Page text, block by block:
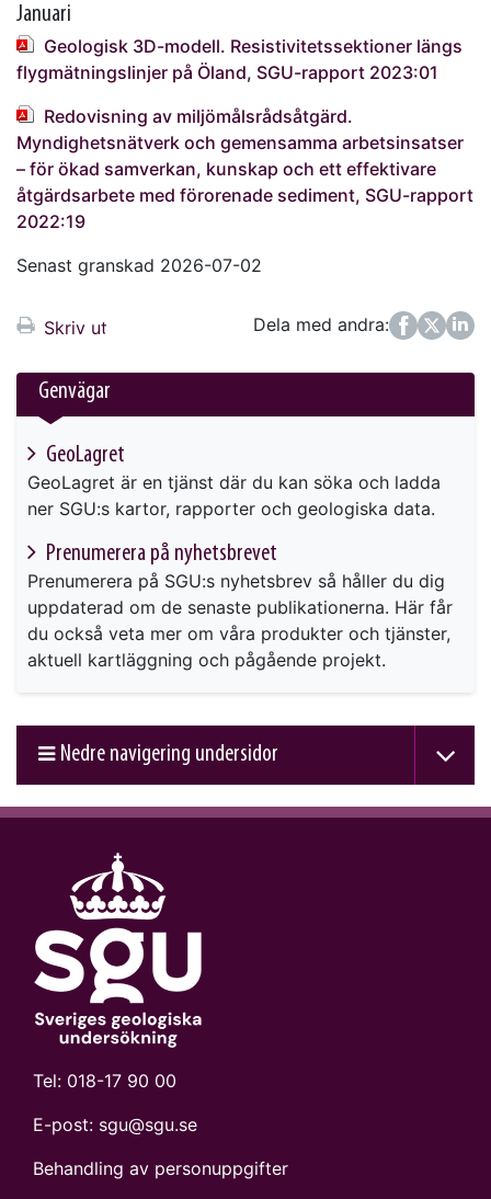
Januari
Geologisk 3D-modell. Resistivitetssektioner längs
flygmätningslinjer på Öland, SGU-rapport 2023:01
Redovisning av miljömålsrådsåtgärd.
Myndighetsnätverk och gemensamma arbetsinsatser
– för ökad samverkan, kunskap och ett effektivare
åtgärdsarbete med förorenade sediment, SGU-rapport
2022:19
Senast granskad 2026-07-02
Skriv ut Dela med andra:
FacebookTwitter
LinkedIn
Genvägar
GeoLagret
GeoLagret är en tjänst där du kan söka och ladda
ner SGU:s kartor, rapporter och geologiska data.
Prenumerera på nyhetsbrevet
Prenumerera på SGU:s nyhetsbrev så håller du dig
uppdaterad om de senaste publikationerna. Här får
du också veta mer om våra produkter och tjänster,
aktuell kartläggning och pågående projekt.
Nedre navigering undersidor
Tel: 018-17 90 00
E-post: sgu@sgu.se
Behandling av personuppgifter